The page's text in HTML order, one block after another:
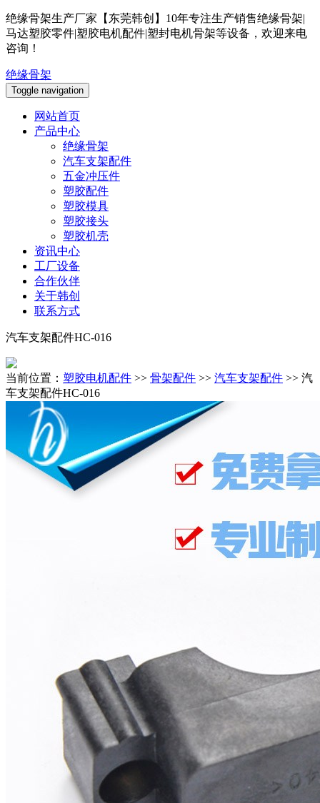
绝缘骨架生产厂家【东莞韩创】10年专注生产销售绝缘骨架|
马达塑胶零件|塑胶电机配件|塑封电机骨架等设备，欢迎来电
咨询！
绝缘骨架
Toggle navigation
网站首页
产品中心
绝缘骨架
汽车支架配件
五金冲压件
塑胶配件
塑胶模具
塑胶接头
塑胶机壳
资讯中心
工厂设备
合作伙伴
关于韩创
联系方式
汽车支架配件HC-016
当前位置： 塑胶电机配件 >> 骨架配件 >> 汽车支架配件 >> 汽
车支架配件HC-016